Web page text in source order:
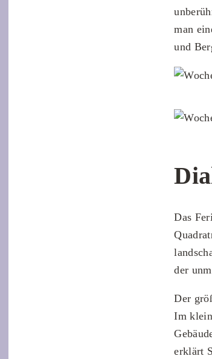
man
und
Das
der
Der
Im
erklärt